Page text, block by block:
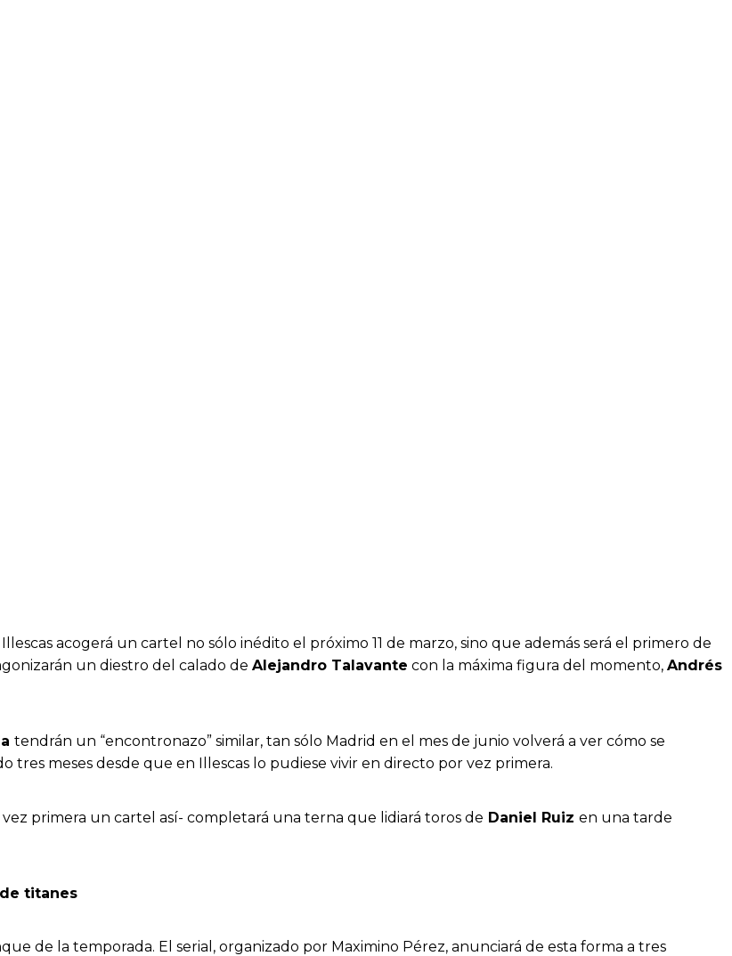
acogerá un cartel no sólo inédito el próximo 11 de marzo, sino que además será el primero de
un diestro del calado de Alejandro Talavante con la máxima figura del momento, Andrés
tendrán un “encontronazo” similar, tan sólo Madrid en el mes de junio volverá a ver cómo se
tres meses desde que en Illescas lo pudiese vivir en directo por vez primera.
primera un cartel así- completará una terna que lidiará toros de Daniel Ruiz en una tarde
titanes
de la temporada. El serial, organizado por Maximino Pérez, anunciará de esta forma a tres